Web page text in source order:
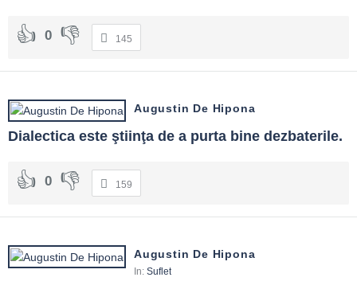
0 145
Augustin De Hipona
Dialectica este ştiinţa de a purta bine dezbaterile.
0 159
Augustin De Hipona
In: Suflet